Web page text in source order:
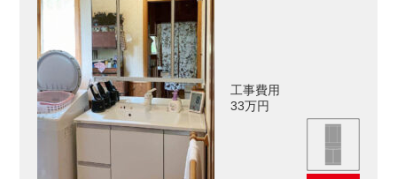
工事費用
33万円